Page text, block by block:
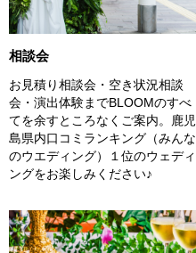
相談会
お見積り相談会・空き状況相談
会・演出体験までBLOOMのすべ
てを余すところなくご案内。鹿児
島県内口コミランキング（みんな
のウエディング）１位のウェディ
ングをお楽しみください♪